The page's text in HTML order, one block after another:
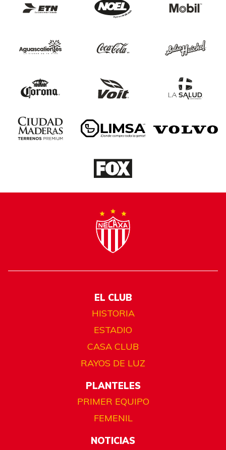
EL CLUB
HISTORIA
ESTADIO
CASA CLUB
RAYOS DE LUZ
PLANTELES
PRIMER EQUIPO
FEMENIL
NOTICIAS